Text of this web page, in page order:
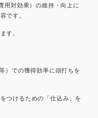
用対効果）の維持・向上に
です。
す。
）での獲得効率に頭打ちを
つけるための「仕込み」を